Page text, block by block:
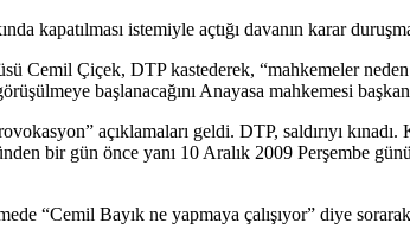
kapatılması istemiyle açtığı davanın karar
Cemil Çiçek, DTP kastederek, “mahkemeler
başlanacağını Anayasa mahkemesi
açıklamaları geldi. DTP, saldırıyı
bir gün önce yanı 10 Aralık 2009 Perşembe
“Cemil Bayık ne yapmaya çalışıyor” diye sorarak